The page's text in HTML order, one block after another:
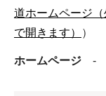
道ホームページ
で開きます）
）
ホームページ -